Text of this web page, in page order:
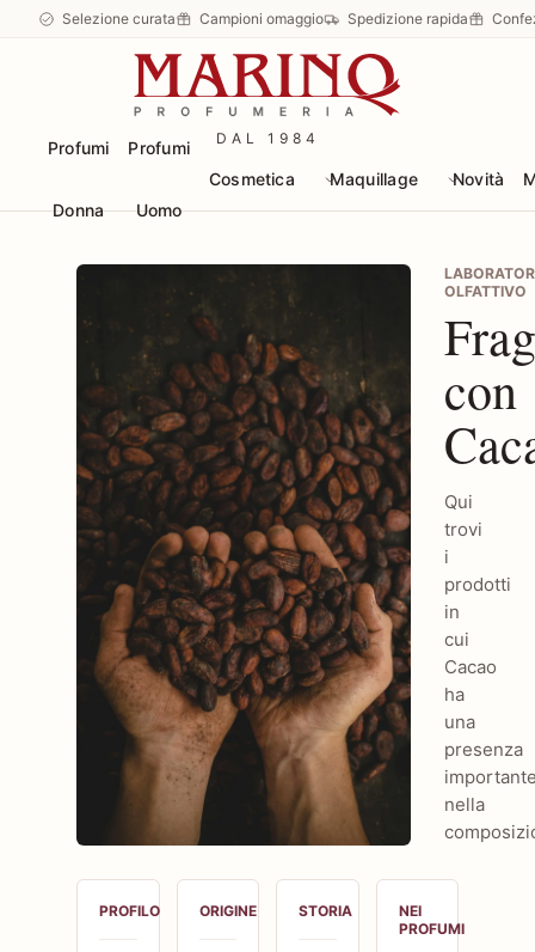
Selezione curata Campioni omaggio Spedizione rapida
DAL 1984
Profumi
Donna
Profumi
Uomo
Cosmetica Maquillage Novità
OLFATTIVO
con
Qui
trovi
i
prodotti
in
cui
Cacao
ha
una
presenza
nella
Guida olfattiva su Cacao
PROFILO ORIGINE STORIA
NEI
PROFUMI